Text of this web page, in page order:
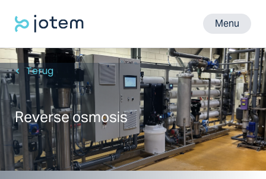
Menu
Terug
Reverse osmosis